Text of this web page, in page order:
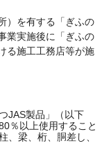
）を有する「ぎふの
業実施後に「ぎふの
る施工工務店等が施
JAS製品」（以下
％以上使用すること
梁、桁、胴差し、